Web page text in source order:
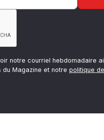
notre courriel hebdomadaire
du Magazine et notre politique